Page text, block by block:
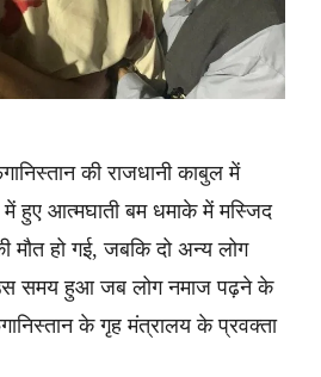
की राजधानी काबुल में
हुए आत्मघाती बम धमाके में मस्जिद
मौत हो गई, जबकि दो अन्य लोग
समय हुआ जब लोग नमाज पढ़ने के
के गृह मंत्रालय के प्रवक्ता